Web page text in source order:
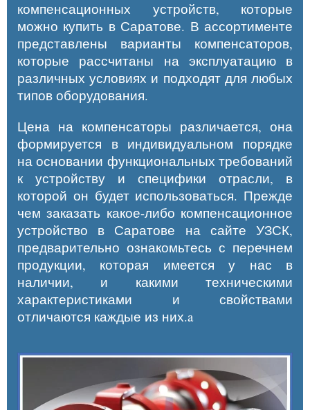
компенсационных устройств, которые
можно купить в Саратове. В ассортименте
представлены варианты компенсаторов,
которые рассчитаны на эксплуатацию в
различных условиях и подходят для любых
типов оборудования.
Цена на компенсаторы различается, она
формируется в индивидуальном порядке
на основании функциональных требований
к устройству и специфики отрасли, в
которой он будет использоваться. Прежде
чем заказать какое-либо компенсационное
устройство в Саратове на сайте УЗСК,
предварительно ознакомьтесь с перечнем
продукции, которая имеется у нас в
наличии, и какими техническими
характеристиками и свойствами
отличаются каждые из них.a